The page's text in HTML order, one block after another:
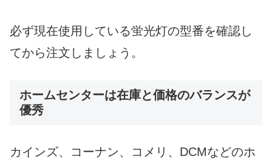
必ず現在使用している蛍光灯の型番を確認し
てから注文しましょう。
ホームセンターは在庫と価格のバランスが
優秀
カインズ、コーナン、コメリ、DCMなどのホ